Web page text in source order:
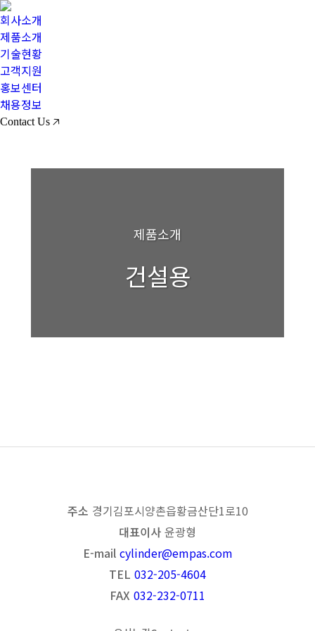
회사소개
제품소개
기술현황
고객지원
홍보센터
채용정보
Contact Us 🡥
제품소개
건설용
주소 경기 김포시 양촌읍 황금산단1로 10
대표이사 윤광형
E-mail cylinder@empas.com
TEL 032-205-4604
FAX 032-232-0711